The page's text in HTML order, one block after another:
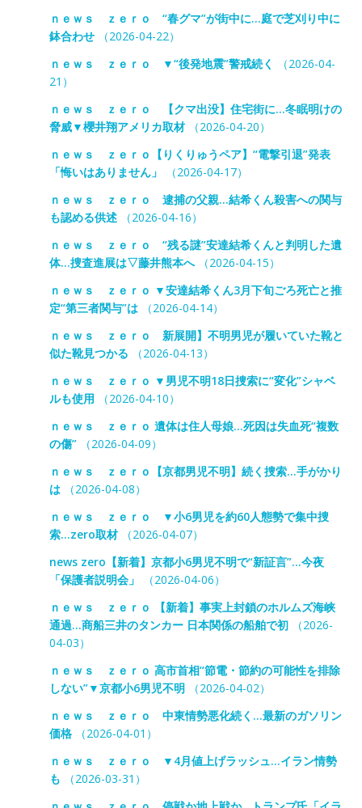
ｎｅｗｓ ｚｅｒｏ “春グマ”が街中に…庭で芝刈り中に
鉢合わせ（2026-04-22）
ｎｅｗｓ ｚｅｒｏ ▼“後発地震”警戒続く
（2026-04-
21）
ｎｅｗｓ ｚｅｒｏ 【クマ出没】住宅街に…冬眠明けの
脅威▼櫻井翔アメリカ取材（2026-04-20）
ｎｅｗｓ ｚｅｒｏ【りくりゅうペア】“電撃引退”発表
「悔いはありません」
（2026-04-17）
ｎｅｗｓ ｚｅｒｏ 逮捕の父親…結希くん殺害への関与
も認める供述（2026-04-16）
ｎｅｗｓ ｚｅｒｏ “残る謎”安達結希くんと判明した遺
体…捜査進展は▽藤井熊本へ（2026-04-15）
ｎｅｗｓ ｚｅｒｏ ▼安達結希くん3月下旬ごろ死亡と推
定“第三者関与”は（2026-04-14）
ｎｅｗｓ ｚｅｒｏ 新展開】不明男児が履いていた靴と
似た靴見つかる （2026-04-13）
ｎｅｗｓ ｚｅｒｏ ▼男児不明18日捜索に“変化”シャベ
ルも使用 （2026-04-10）
ｎｅｗｓ ｚｅｒｏ 遺体は住人母娘…死因は失血死“複数
の傷”（2026-04-09）
ｎｅｗｓ ｚｅｒｏ【京都男児不明】続く捜索…手がかり
は（2026-04-08）
ｎｅｗｓ ｚｅｒｏ ▼小6男児を約60人態勢で集中捜
索…zero取材（2026-04-07）
news zero【新着】京都小6男児不明で“新証言”…今夜
「保護者説明会」
（2026-04-06）
ｎｅｗｓ ｚｅｒｏ 【新着】事実上封鎖のホルムズ海峡
通過…商船三井のタンカー 日本関係の船舶で初（2026-
04-03）
ｎｅｗｓ ｚｅｒｏ 高市首相“節電・節約の可能性を排除
しない”▼京都小6男児不明（2026-04-02）
ｎｅｗｓ ｚｅｒｏ 中東情勢悪化続く…最新のガソリン
価格（2026-04-01）
ｎｅｗｓ ｚｅｒｏ ▼4月値上げラッシュ…イラン情勢
も （2026-03-31）